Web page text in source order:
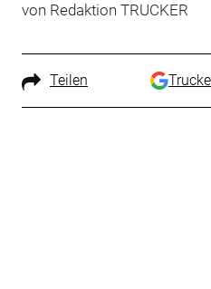
von Redaktion TRUCKER
Teilen